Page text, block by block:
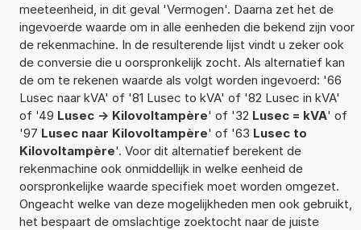
meeteenheid, in dit geval 'Vermogen'. Daarna zet het de
ingevoerde waarde om in alle eenheden die bekend zijn voor
de rekenmachine. In de resulterende lijst vindt u zeker ook
de conversie die u oorspronkelijk zocht. Als alternatief kan
de om te rekenen waarde als volgt worden ingevoerd: '66
Lusec naar kVA' of '81 Lusec to kVA' of '82 Lusec in kVA'
of '49 Lusec -> Kilovoltampère' of '32 Lusec = kVA' of
'97 Lusec naar Kilovoltampère' of '63 Lusec to
Kilovoltampère'. Voor dit alternatief berekent de
rekenmachine ook onmiddellijk in welke eenheid de
oorspronkelijke waarde specifiek moet worden omgezet.
Ongeacht welke van deze mogelijkheden men ook gebruikt,
het bespaart de omslachtige zoektocht naar de juiste